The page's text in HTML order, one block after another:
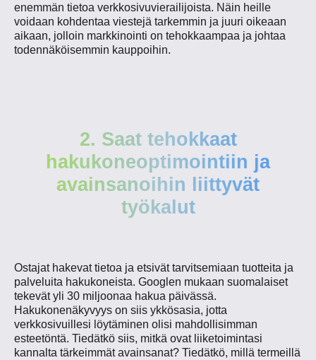
enemmän tietoa verkkosivuvierailijoista. Näin heille
voidaan kohdentaa viestejä tarkemmin ja juuri oikeaan
aikaan, jolloin markkinointi on tehokkaampaa ja johtaa
todennäköisemmin kauppoihin.
2. Saat tehokkaat
hakukoneoptimointiin ja
avainsanoihin liittyvät
työkalut
Ostajat hakevat tietoa ja etsivät tarvitsemiaan tuotteita ja
palveluita hakukoneista. Googlen mukaan suomalaiset
tekevät yli 30 miljoonaa hakua päivässä.
Hakukonenäkyvyys on siis ykkösasia, jotta
verkkosivuillesi löytäminen olisi mahdollisimman
esteetöntä. Tiedätkö siis, mitkä ovat liiketoimintasi
kannalta tärkeimmät avainsanat? Tiedätkö, millä termeillä